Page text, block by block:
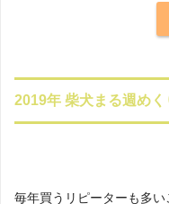
2019年 柴犬まる週め
毎年買うリピーターも多